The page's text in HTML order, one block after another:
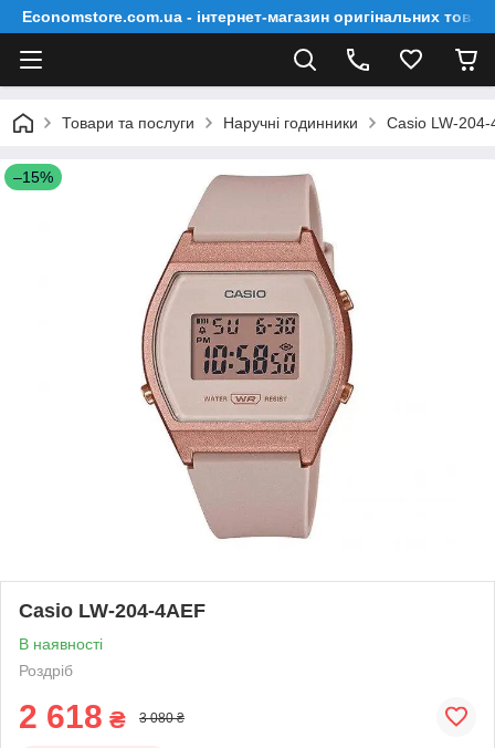
Economstore.com.ua - інтернет-магазин оригінальних
Товари та послуги Наручні годинники Casio LW-204-
–15%
Casio LW-204-4AEF
В наявності
Роздріб
2 618 ₴ 3 080 ₴